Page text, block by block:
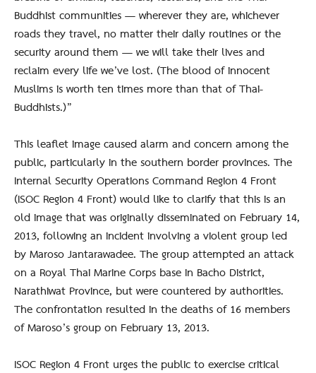
Buddhist communities — wherever they are, whichever
roads they travel, no matter their daily routines or the
security around them — we will take their lives and
reclaim every life we’ve lost. (The blood of innocent
Muslims is worth ten times more than that of Thai-
Buddhists.)”
This leaflet image caused alarm and concern among the
public, particularly in the southern border provinces. The
Internal Security Operations Command Region 4 Front
(ISOC Region 4 Front) would like to clarify that this is an
old image that was originally disseminated on February 14,
2013, following an incident involving a violent group led
by Maroso Jantarawadee. The group attempted an attack
on a Royal Thai Marine Corps base in Bacho District,
Narathiwat Province, but were countered by authorities.
The confrontation resulted in the deaths of 16 members
of Maroso’s group on February 13, 2013.
ISOC Region 4 Front urges the public to exercise critical